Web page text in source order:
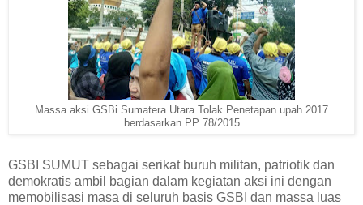
Massa aksi GSBi Sumatera Utara Tolak Penetapan upah 2017
berdasarkan PP 78/2015
GSBI SUMUT sebagai serikat buruh militan, patriotik dan
demokratis ambil bagian dalam kegiatan aksi ini dengan
memobilisasi masa di seluruh basis GSBI dan massa luas